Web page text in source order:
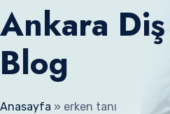
Ankara
Blog
Anasayfa » erken tanı